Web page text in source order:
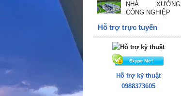
NHÀ XƯỞNG
CÔNG NGHIỆP
Hỗ trợ trực tuyến
Hỗ trợ kỹ thuật
0988373605